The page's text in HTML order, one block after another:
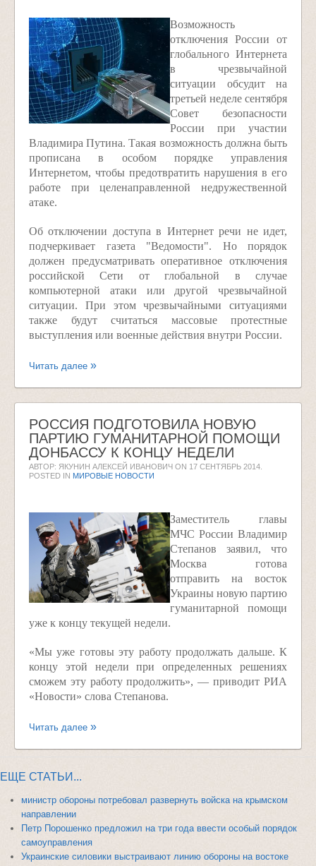
Возможность
отключения России от
глобального Интернета
в чрезвычайной
ситуации обсудит на
третьей неделе сентября
Совет безопасности
России при участии
Владимира Путина. Такая возможность должна быть
прописана в особом порядке управления
Интернетом, чтобы предотвратить нарушения в его
работе при целенаправленной недружественной
атаке.
Об отключении доступа в Интернет речи не идет,
подчеркивает газета "Ведомости". Но порядок
должен предусматривать оперативное отключения
российской Сети от глобальной в случае
компьютерной атаки или другой чрезвычайной
ситуации. При этом чрезвычайными ситуациями
также будут считаться массовые протестные
выступления или военные действия внутри России.
Читать далее
РОССИЯ ПОДГОТОВИЛА НОВУЮ
ПАРТИЮ ГУМАНИТАРНОЙ ПОМОЩИ
ДОНБАССУ К КОНЦУ НЕДЕЛИ
АВТОР: ЯКУНИН АЛЕКСЕЙ ИВАНОВИЧ ON 17 СЕНТЯБРЬ 2014
POSTED IN МИРОВЫЕ НОВОСТИ
Заместитель главы
МЧС России Владимир
Степанов заявил, что
Москва готова
отправить на восток
Украины новую партию
гуманитарной помощи
уже к концу текущей недели.
«Мы уже готовы эту работу продолжать дальше. К
концу этой недели при определенных решениях
сможем эту работу продолжить», — приводит РИА
«Новости» слова Степанова.
Читать далее
ЕЩЕ СТАТЬИ...
министр обороны потребовал развернуть войска на крымском
направлении
Петр Порошенко предложил на три года ввести особый порядок
самоуправления
Украинские силовики выстраивают линию обороны на востоке